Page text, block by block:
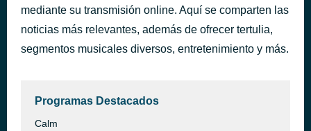
mediante su transmisión online. Aquí se comparten las
noticias más relevantes, además de ofrecer tertulia,
segmentos musicales diversos, entretenimiento y más.
Programas Destacados
Calm